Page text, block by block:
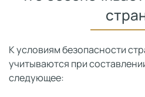
К условиям безопасности
учитываются при
следующее: